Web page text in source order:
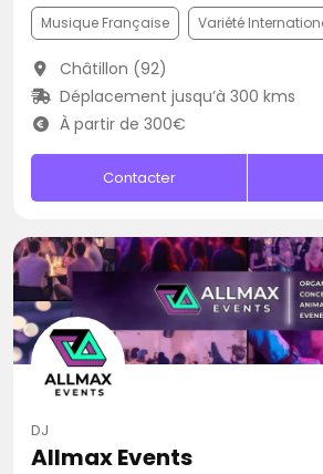
Musique Française Variété
Châtillon (92)
Déplacement jusqu’à 300 kms
À partir de 300€
Contacter
DJ
Allmax Events